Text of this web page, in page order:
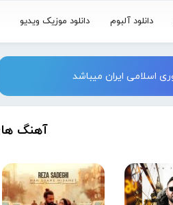
دانلود آلبوم دانلود موزیک ویدیو
اسلامی ایران میباشد
آهنگ